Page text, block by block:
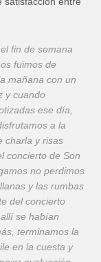
fin de semana
fuimos de
mañana con un
y cuando
ese día,
a la
charla y risas
concierto de Son
no perdimos
y las rumbas
del concierto
se habían
terminamos la
en la cuesta y